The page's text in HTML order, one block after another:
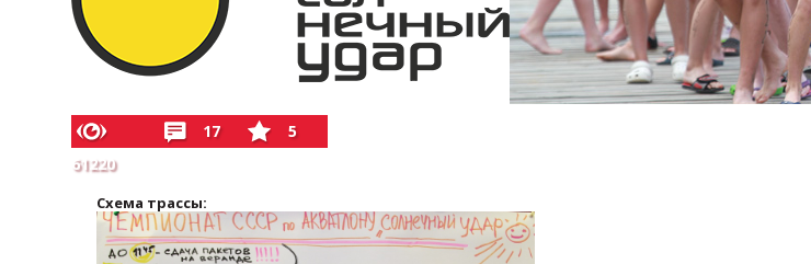
61220
17 5
Схема трассы: